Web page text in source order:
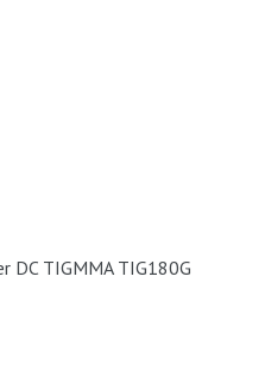
DC TIGMMA TIG180G